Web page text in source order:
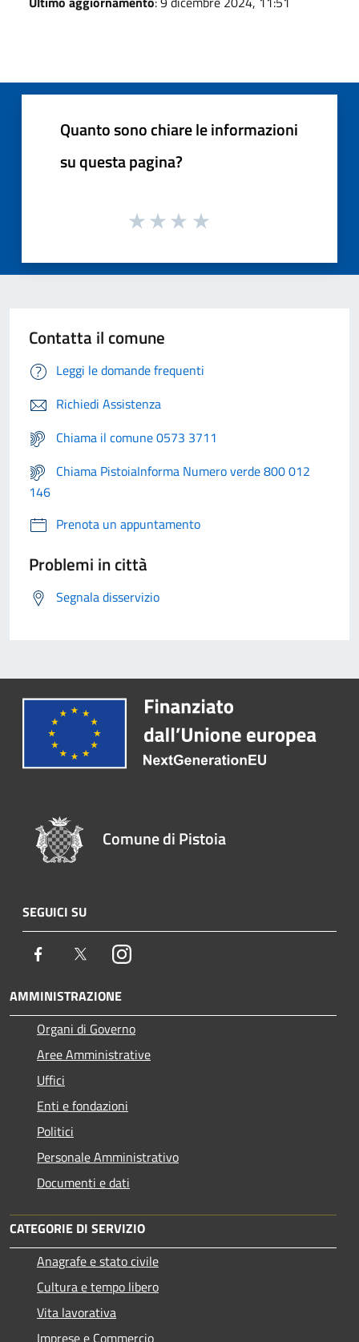
Quanto sono chiare le informazioni
su questa pagina?
Contatta il comune
Leggi le domande frequenti
Richiedi Assistenza
Chiama il comune 0573 3711
Chiama PistoiaInforma Numero verde 800 012
146
Prenota un appuntamento
Problemi in città
Segnala disservizio
Comune di Pistoia
SEGUICI SU
Facebook TwitterInstagram
AMMINISTRAZIONE
Organi di Governo
Aree Amministrative
Uffici
Enti e fondazioni
Politici
Personale Amministrativo
Documenti e dati
CATEGORIE DI SERVIZIO
Anagrafe e stato civile
Cultura e tempo libero
Vita lavorativa
Imprese e Commercio